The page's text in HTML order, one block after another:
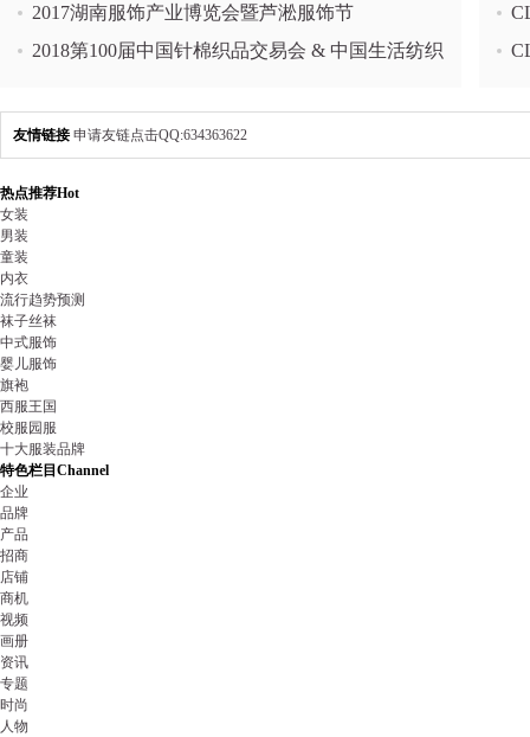
纱线展
2017湖南服饰产业博览会暨芦淞服饰节
2018第100届中国针棉织品交易会 & 中国生活纺织
友情链接 申请友链点击QQ:634363622
热点推荐Hot
女装
男装
童装
内衣
流行趋势预测
袜子丝袜
中式服饰
婴儿服饰
旗袍
西服王国
校服园服
十大服装品牌
特色栏目Channel
企业
品牌
产品
招商
店铺
商机
视频
画册
资讯
专题
时尚
人物